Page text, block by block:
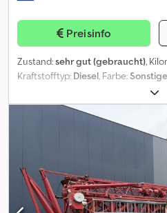
Preisinfo
Zustand:sehr gut (gebraucht),
Kraftstofftyp: Diesel , Farbe:Sonstige
,
Betriebsstunden:9.086 h, =
Achsen = Anmerkungen = Zustand
TÜV = Weitere Informationen =
Zylinderzahl: 6 Dsdpfxjy Rh Tas
MERCEDES-BENZ Mercedes-Benz
(326 HP). Gewichte Leergewicht:
36.000 kg Funktionell
Wartung, Verlauf und Zustand APK